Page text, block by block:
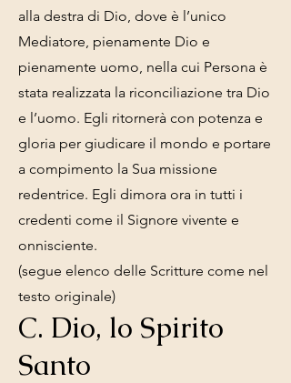
alla destra di Dio, dove è l’unico
Mediatore, pienamente Dio e
pienamente uomo, nella cui Persona è
stata realizzata la riconciliazione tra Dio
e l’uomo. Egli ritornerà con potenza e
gloria per giudicare il mondo e portare
a compimento la Sua missione
redentrice. Egli dimora ora in tutti i
credenti come il Signore vivente e
onnisciente.
(segue elenco delle Scritture come nel
testo originale)
C. Dio, lo Spirito
Santo